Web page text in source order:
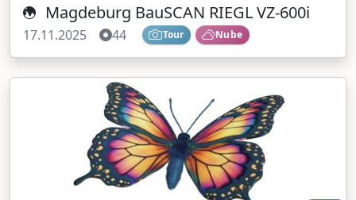
Magdeburg BauSCAN RIEGL VZ-600i
17.11.2025 44 Tour Nube